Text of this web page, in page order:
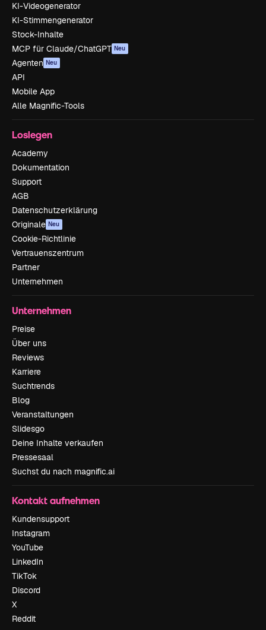
KI-Videogenerator
KI-Stimmengenerator
Stock-Inhalte
MCP für Claude/ChatGPT Neu
Agenten Neu
API
Mobile App
Alle Magnific-Tools
Loslegen
Academy
Dokumentation
Support
AGB
Datenschutzerklärung
Originale Neu
Cookie-Richtlinie
Vertrauenszentrum
Partner
Unternehmen
Unternehmen
Preise
Über uns
Reviews
Karriere
Suchtrends
Blog
Veranstaltungen
Slidesgo
Deine Inhalte verkaufen
Pressesaal
Suchst du nach magnific.ai
Kontakt aufnehmen
Kundensupport
Instagram
YouTube
LinkedIn
TikTok
Discord
X
Reddit